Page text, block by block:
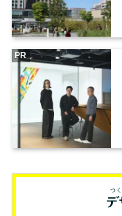
PR